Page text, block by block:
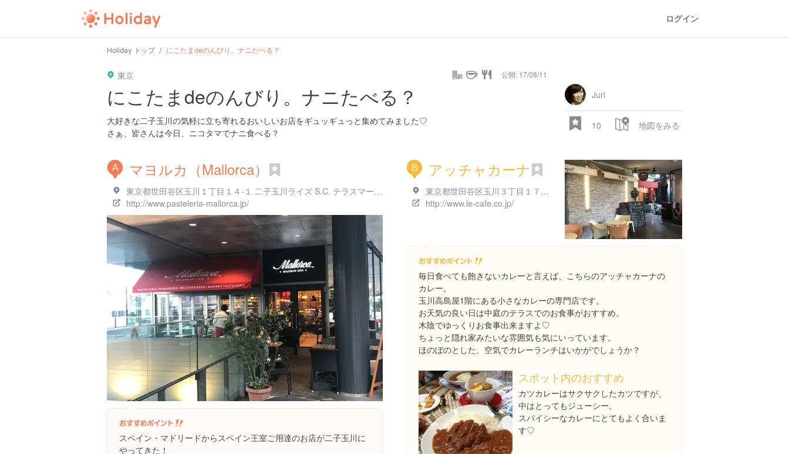
ログイン
Holiday トップ にこたまdeのんびり。ナニたべる？
東京 公開: 17/08/11
にこたまdeのんびり。ナニたべる？
大好きな二子玉川の気軽に立ち寄れるおいしいお店をギュッギュっと集めてみました♡
さぁ、皆さんは今日、ニコタマでナニ食べる？
Juri
10 地図をみる
A マヨルカ（Mallorca）
東京都世田谷区玉川１丁目１４-１ 二子玉川ライズ S.C. テラスマーケット 2F
http://www.pasteleria-mallorca.jp/
スペイン・マドリードからスペイン王室ご用達のお店が二子玉川に
やってきた！
B アッチャカーナ
東京都世田谷区玉川３丁目１７-１ 高島屋
http://www.le-cafe.co.jp/
毎日食べても飽きないカレーと言えば、こちらのアッチャカーナの
カレー。
玉川高島屋1階にある小さなカレーの専門店です。
お天気の良い日は中庭のテラスでのお食事がおすすめ。
木陰でゆっくりお食事出来ますよ♡
ちょっと隠れ家みたいな雰囲気も気にいっています。
ほのぼのとした、空気でカレーランチはいかがでしょうか？
スポット内のおすすめ
カツカレーはサクサクしたカツですが、
中はとってもジューシー。
スパイシーなカレーにとてもよく合いま
す♡